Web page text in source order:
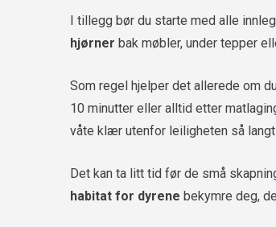
I tillegg bør du starte med alle
hjørner bak møbler, under tepper
Som regel hjelper det allerede om
10 minutter eller alltid etter
våte klær utenfor leiligheten så
Det kan ta litt tid før de små
habitat for dyrene bekymre deg,